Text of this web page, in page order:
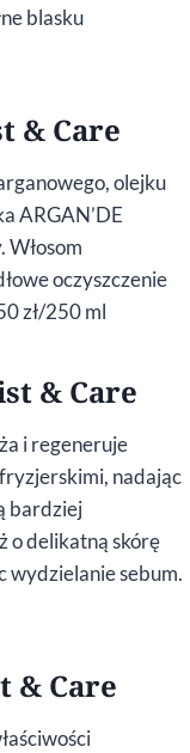
blasku
& Care
olejku
ARGAN’DE
Włosom
oczyszczenie
zł/250 ml
& Care
i regeneruje
nadając
bardziej
o delikatną skórę
wydzielanie sebum.
& Care